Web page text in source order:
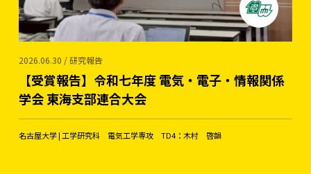
2026.06.30 / 研究報告
【受賞報告】令和七年度 電気・電子・情報関係
学会 東海支部連合大会
名古屋大学 | 工学研究科 電気工学専攻 TD4：木村 啓韻